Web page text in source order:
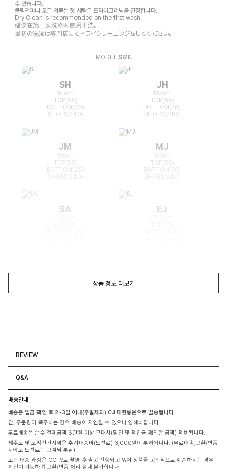
수 있습니다.
클릭앤퍼니 모든 의류는 첫 세탁은 드라이크리닝을 권장합니다.
Dry Clean is recommended on the first wash.
建议在第一次洗涤时使用干洗。
最初の洗濯は専門店にてドライクリーニングをしてください。
MODEL SIZE
SH
163cm
TOP(55)
BOTTOM(26)
SHOES(240)
JH
167cm
TOP(55)
BOTTOM(26)
SHOES(240)
JM
166cm
TOP(55)
BOTTOM(25)
MJ
164cm
TOP(55)
BOTTOM(26)
SA EJ
상품 정보 더보기
REVIEW
Q&A
배송안내
배송은 입금 확인 후 2~3일 이내(주말제외) CJ 대한통운으로 발송됩니다.
단, 주문량이 폭주하는 경우 배송이 지연될 수 있으니 양해바랍니다.
무료배송은 순수 결제금액 6만원 이상 구매시(할인 및 적립금 제외한 금액) 적용됩니다.
제주도 및 도서산간지역은 추가배송비(도선료) 3,000원이 부과됩니다. (무료배송,교환/반품
시에도 도선료는 고객님 부담)
모든 배송 과정은 CCTV로 촬영 후 출고 진행되고 있어 상품을 고의적으로 훼손하시는 경우
확인이 가능하며 교환/반품 처리 절대 불가합니다.